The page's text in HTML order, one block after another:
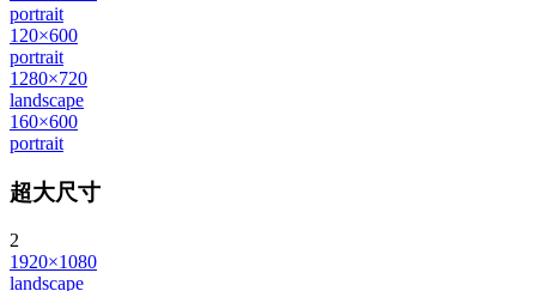
portrait
120×600
portrait
1280×720
landscape
160×600
portrait
超大尺寸
2
1920×1080
landscape